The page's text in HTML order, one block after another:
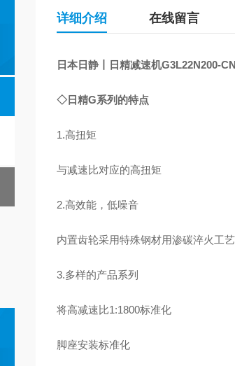
详细介绍 在线留言
日本日静丨日精减速机G3L22N200-
◇日精G系列的特点
1.高扭矩
与减速比对应的高扭矩
2.高效能，低噪音
内置齿轮采用特殊钢材用渗碳淬火工
3.多样的产品系列
将高减速比1:1800标准化
脚座安装标准化